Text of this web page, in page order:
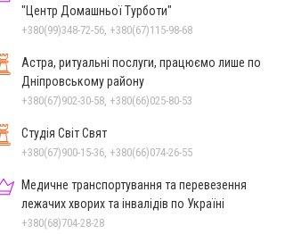
"Центр Домашньої Турботи"
+380(99)348-72-56, +380(67)115-98-68
Астра, ритуальні послуги, працюємо лише по
Дніпровському району
+380(67)902-30-58, +380(66)025-80-53
Студія Світ Свят
+380(67)900-15-36, +380(66)074-26-55
Медичне транспортування та перевезення
лежачих хворих та інвалідів по Україні
+380(68)704-28-28